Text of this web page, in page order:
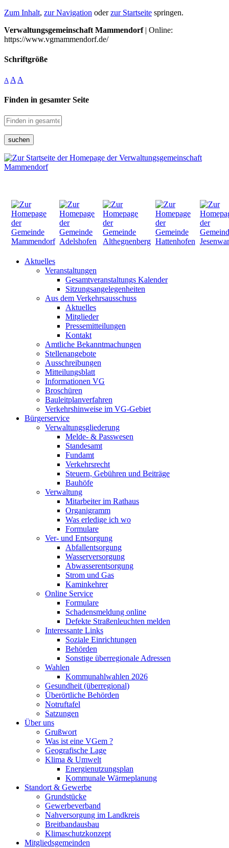
Zum Inhalt, zur Navigation oderzur Startseite springen.
Verwaltungsgemeinschaft Mammendorf| Online:
https://www.vgmammendorf.de/
Schriftgröße
A A A
Finden in gesamter Seite
suchen
Aktuelles
Veranstaltungen
Gesamtveranstaltungs Kalender
Sitzungsangelegenheiten
Aus dem Verkehrsausschuss
Aktuelles
Mitglieder
Pressemitteilungen
Kontakt
Amtliche Bekanntmachungen
Stellenangebote
Ausschreibungen
Mitteilungsblatt
Informationen VG
Broschüren
Bauleitplanverfahren
Verkehrshinweise im VG-Gebiet
Bürgerservice
Verwaltungsgliederung
Melde- & Passwesen
Standesamt
Fundamt
Verkehrsrecht
Steuern, Gebühren und Beiträge
Bauhöfe
Verwaltung
Mitarbeiter im Rathaus
Organigramm
Was erledige ich wo
Formulare
Ver- und Entsorgung
Abfallentsorgung
Wasserversorgung
Abwasserentsorgung
Strom und Gas
Kaminkehrer
Online Service
Formulare
Schadensmeldung online
Defekte Straßenleuchten melden
Interessante Links
Soziale Einrichtungen
Behörden
Sonstige überregionale Adressen
Wahlen
Kommunahlwahlen 2026
Gesundheit (überregional)
Überörtliche Behörden
Notruftafel
Satzungen
Über uns
Grußwort
Was ist eine VGem ?
Geografische Lage
Klima & Umwelt
Energienutzungsplan
Kommunale Wärmeplanung
Standort & Gewerbe
Grundstücke
Gewerbeverband
Nahversorgung im Landkreis
Breitbandausbau
Klimaschutzkonzept
Mitgliedsgemeinden